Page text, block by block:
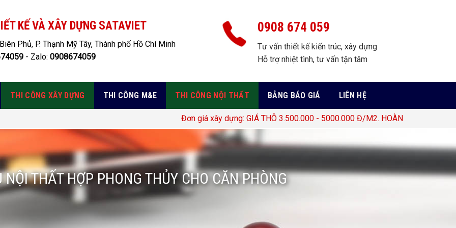
KẾ VÀ XÂY DỰNG SATAVIET
Phủ, P. Thạnh Mỹ Tây, Thành phố Hồ Chí Minh
- Zalo: 0908674059
0908 674 059
Tư vấn thiết kế kiến trúc, xây dựng
Hỗ trợ nhiệt tình, tư vấn tận tâm
THI CÔNG XÂY DỰNG THI CÔNG M&E THI CÔNG NỘI THẤT BẢNG BÁO GIÁ LIÊN HỆ
Đơn giá xây dựng: GIÁ THÔ 3.500.000 - 5000.000 Đ/M2. HOÀN THIỆN 5.000.000 - 10.000.000 Đ/
THẤT HỢP PHONG THỦY CHO CĂN PHÒNG